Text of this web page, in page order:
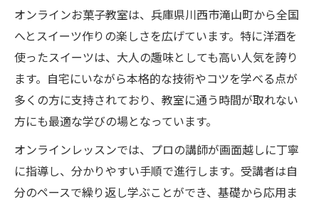
オンラインお菓子教室は、兵庫県川西市滝山町から全国
へとスイーツ作りの楽しさを広げています。特に洋酒を
使ったスイーツは、大人の趣味としても高い人気を誇り
ます。自宅にいながら本格的な技術やコツを学べる点が
多くの方に支持されており、教室に通う時間が取れない
方にも最適な学びの場となっています。
オンラインレッスンでは、プロの講師が画面越しに丁寧
に指導し、分かりやすい手順で進行します。受講者は自
分のペースで繰り返し学ぶことができ、基礎から応用ま